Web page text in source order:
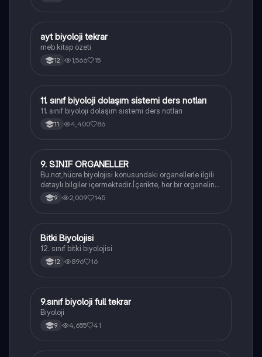
Biyoloji
ayt biyoloji tekrar
meb kitap özeti
12 1,566 15
Biyoloji
11. sınıf biyoloji dolaşım sistemi ders notları
11. sınıf biyoloji dolaşım sistemi ders notları
11 4,400 86
Biyoloji
9. SINIF ORGANELLER
Bu not,hücre biyolojisi konusundaki organellerle ilgili
detaylı bilgiler içermektedir.İçerikte, her bir organelin
yapısı,fonksiyonları ve hücre içindeki rolü
açıklanmaktadır.
9 2,009 145
Biyoloji
Bitki Biyolojisi
12. sınıf bitki biyolojisi
12 896 16
Biyoloji
9.sınıf biyoloji full tekrar
Biyoloji
9 4,655 41